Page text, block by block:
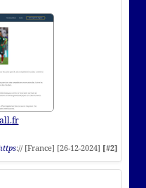
:// [France] [26-12-2024] [#2]